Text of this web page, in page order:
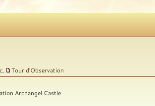
Tour d'Observation
Archangel Castle